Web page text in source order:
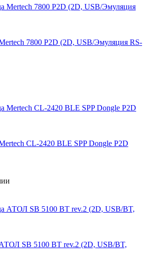
7800 P2D (2D, USB/Эмуляция RS-
CL-2420 BLE SPP Dongle P2D
SB 5100 BT rev.2 (2D, USB/BT,